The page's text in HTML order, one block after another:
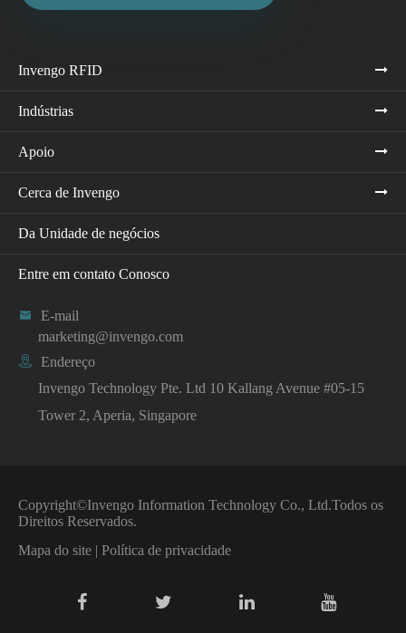
Invengo RFID
Indústrias
Apoio
Cerca de Invengo
Da Unidade de negócios
Entre em contato Conosco

E-mail
marketing@invengo.com

Endereço
Invengo Technology Pte. Ltd 10 Kallang Avenue #05-15
Tower 2, Aperia, Singapore
Copyright©Invengo Information Technology Co., Ltd.Todos os
Direitos Reservados.
Mapa do site | Política de privacidade